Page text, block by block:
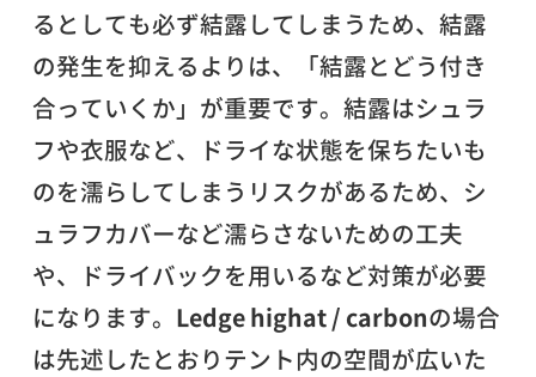
るとしても必ず結露してしまうため、結露
の発生を抑えるよりは、「結露とどう付き
合っていくか」が重要です。結露はシュラ
フや衣服など、ドライな状態を保ちたいも
のを濡らしてしまうリスクがあるため、シ
ュラフカバーなど濡らさないための工夫
や、ドライバックを用いるなど対策が必要
になります。 Ledge highat / carbonの場合
は先述したとおりテント内の空間が広いた